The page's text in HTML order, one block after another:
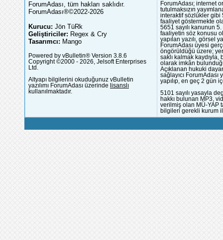
ForumAdası, tüm hakları saklıdır.
ForumAdası®©2022-2026
Kurucu: Jön TüRk
Geliştiriciler: Regex & Cry
Tasarımcı: Mango
Powered by vBulletin® Version 3.8.6
Copyright ©2000 - 2026, Jelsoft Enterprises
Ltd.
Altyapı bilgilerini okuduğunuz vBulletin
yazılımı ForumAdası üzerinde lisanslı
kullanılmaktadır.
ForumAdası; internet
tutulmaksızın
interaktif sözlükler gibi
faaliyet göstermekte
5651 sayılı kanunun
faaliyetin söz konusu
yapılan yazılı, görsel
ForumAdası üyesi
öngörüldüğü üzere;
saklı kalmak
olarak imkân
Açıklanan hukuki
sağlayıcı
yapılıp, en geç 2 gün
5101 sayılı yasayla
hakkı bulunan MP3,
verilmiş olan MÜ-YAP
bilgileri gerekli kurum